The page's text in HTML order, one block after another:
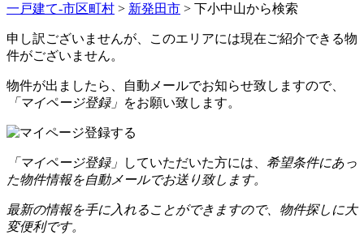
一戸建て-市区町村 > 新発田市 > 下小中山から検索
申し訳ございませんが、このエリアには現在ご紹介できる物
件がございません。
物件が出ましたら、自動メールでお知らせ致しますので、
「マイページ登録」 をお願い致します。
「マイページ登録」 していただいた方には、 希望条件にあっ
た物件情報を自動メールでお送り致します。
最新の情報を手に入れることができますので、物件探しに大
変便利です。